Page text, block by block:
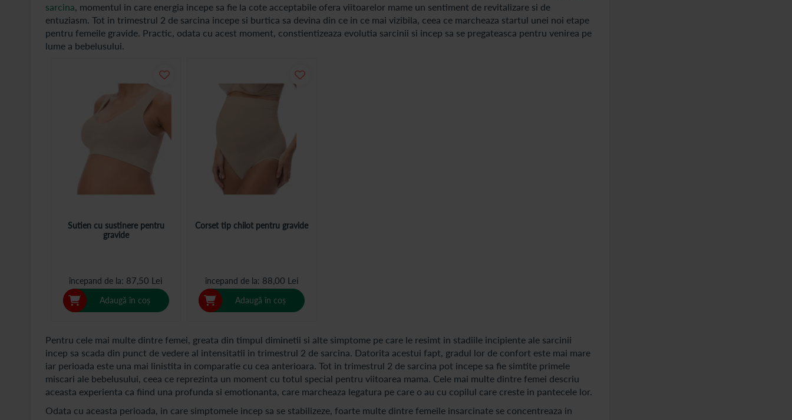
sarcina , momentul in care energia incepe sa fie la cote acceptabile ofera viitoarelor mame un sentiment de revitalizare si de
entuziasm. Tot in trimestrul 2 de sarcina incepe si burtica sa devina din ce in ce mai vizibila, ceea ce marcheaza startul unei noi etape
pentru femeile gravide. Practic, odata cu acest moment, constientizeaza evolutia sarcinii si incep sa se pregateasca pentru venirea pe
lume a bebelusului.
Sutien cu sustinere pentru
gravide
începand de la 87,50 Lei
Adaugă în coș
Corset tip chilot pentru gravide
începand de la 88,00 Lei
Adaugă în coș
Pentru cele mai multe dintre femei, greata din timpul diminetii si alte simptome pe care le resimt in stadiile incipiente ale sarcinii
incep sa scada din punct de vedere al intensitatii in trimestrul 2 de sarcina. Datorita acestui fapt, gradul lor de confort este mai mare
iar perioada este una mai linistita in comparatie cu cea anterioara. Tot in trimestrul 2 de sarcina pot incepe sa fie simtite primele
miscari ale bebelusului, ceea ce reprezinta un moment cu totul special pentru viitoarea mama. Cele mai multe dintre femei descriu
aceasta experienta ca fiind una profunda si emotionanta, care marcheaza legatura pe care o au cu copilul care creste in pantecele lor.
Odata cu aceasta perioada, in care simptomele incep sa se stabilizeze, foarte multe dintre femeile insarcinate se concentreaza in